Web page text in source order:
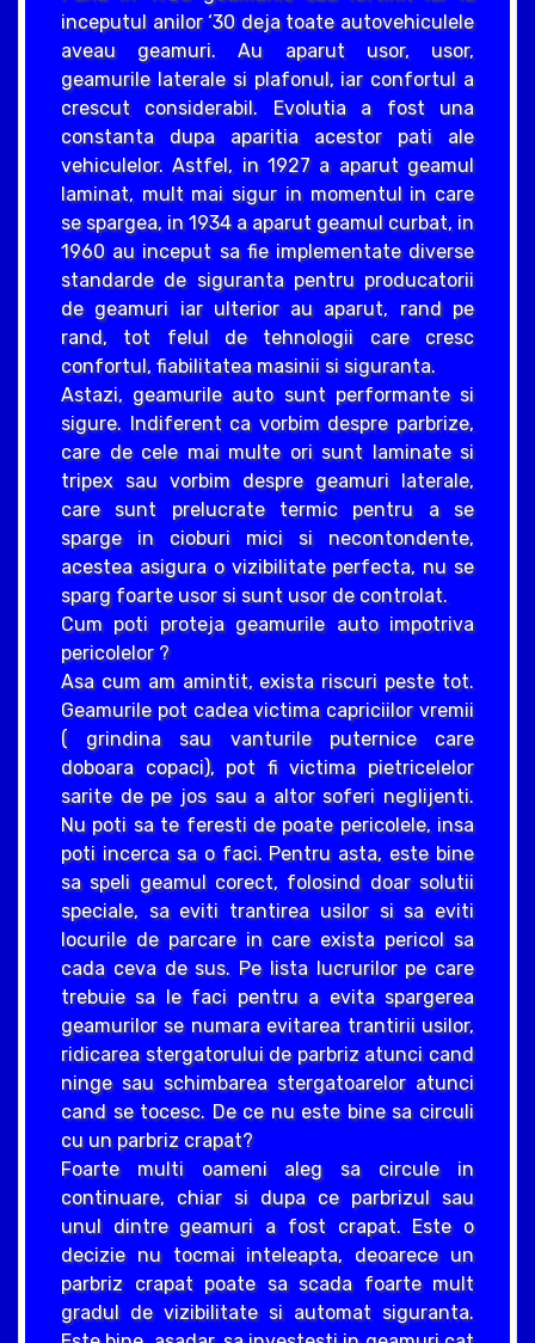
inceputul anilor ‘30 deja toate autovehiculele
aveau geamuri. Au aparut usor, usor,
geamurile laterale si plafonul, iar confortul a
crescut considerabil. Evolutia a fost una
constanta dupa aparitia acestor pati ale
vehiculelor. Astfel, in 1927 a aparut geamul
laminat, mult mai sigur in momentul in care
se spargea, in 1934 a aparut geamul curbat, in
1960 au inceput sa fie implementate diverse
standarde de siguranta pentru producatorii
de geamuri iar ulterior au aparut, rand pe
rand, tot felul de tehnologii care cresc
confortul, fiabilitatea masinii si siguranta.
Astazi, geamurile auto sunt performante si
sigure. Indiferent ca vorbim despre parbrize,
care de cele mai multe ori sunt laminate si
tripex sau vorbim despre geamuri laterale,
care sunt prelucrate termic pentru a se
sparge in cioburi mici si necontondente,
acestea asigura o vizibilitate perfecta, nu se
sparg foarte usor si sunt usor de controlat.
Cum poti proteja geamurile auto impotriva
pericolelor ?
Asa cum am amintit, exista riscuri peste tot.
Geamurile pot cadea victima capriciilor vremii
( grindina sau vanturile puternice care
doboara copaci), pot fi victima pietricelelor
sarite de pe jos sau a altor soferi neglijenti.
Nu poti sa te feresti de poate pericolele, insa
poti incerca sa o faci. Pentru asta, este bine
sa speli geamul corect, folosind doar solutii
speciale, sa eviti trantirea usilor si sa eviti
locurile de parcare in care exista pericol sa
cada ceva de sus. Pe lista lucrurilor pe care
trebuie sa le faci pentru a evita spargerea
geamurilor se numara evitarea trantirii usilor,
ridicarea stergatorului de parbriz atunci cand
ninge sau schimbarea stergatoarelor atunci
cand se tocesc. De ce nu este bine sa circuli
cu un parbriz crapat?
Foarte multi oameni aleg sa circule in
continuare, chiar si dupa ce parbrizul sau
unul dintre geamuri a fost crapat. Este o
decizie nu tocmai inteleapta, deoarece un
parbriz crapat poate sa scada foarte mult
gradul de vizibilitate si automat siguranta.